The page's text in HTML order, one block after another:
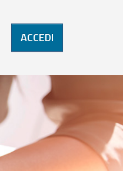
ACCEDI